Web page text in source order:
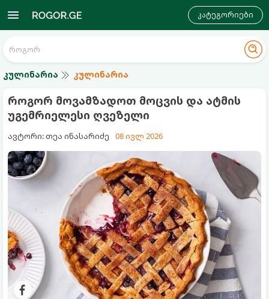
კატეგორიები
კულინარია კულინარია
როგორ მოვამზადოთ მოცვის და ატმის
უგემრიელესი ღვეზელი
ავტორი: თეა ინასარიძე 08 ივლ 2026